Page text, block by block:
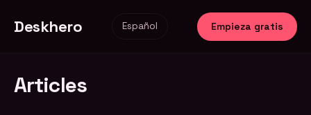
Deskhero Español Empieza gratis
Articles